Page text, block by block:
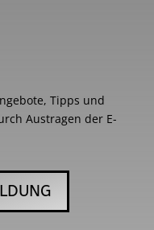
Tipps und
Austragen der E-